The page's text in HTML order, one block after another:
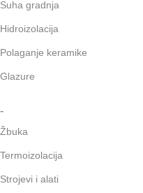
Suha gradnja
Hidroizolacija
Polaganje keramike
Glazure
-
Žbuka
Termoizolacija
Strojevi i alati